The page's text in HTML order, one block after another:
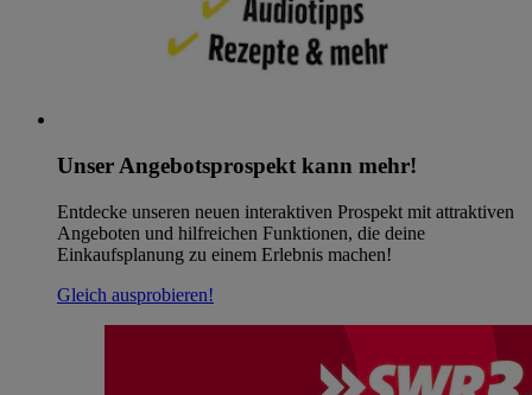
Unser Angebotsprospekt kann mehr!
Entdecke unseren neuen interaktiven Prospekt mit attraktiven
Angeboten und hilfreichen Funktionen, die deine
Einkaufsplanung zu einem Erlebnis machen!
Gleich ausprobieren!